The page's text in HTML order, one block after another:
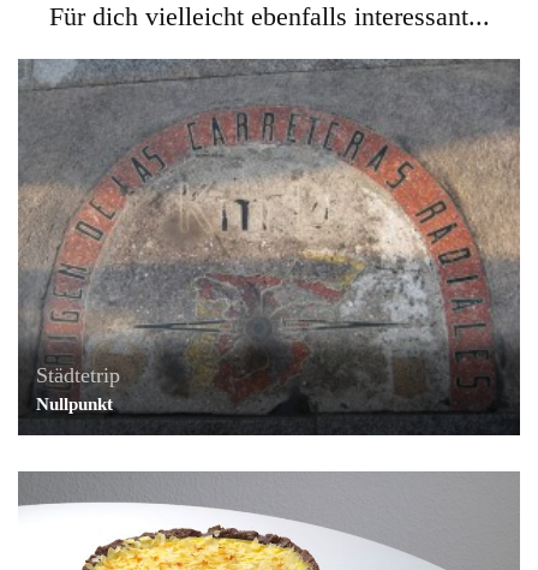
Für dich vielleicht ebenfalls interessant...
Städtetrip
Nullpunkt